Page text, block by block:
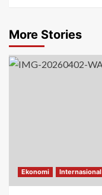
More Stories
Ekonomi Internasional